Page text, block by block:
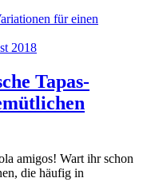
2018
Tapas-
amigos! Wart ihr schon
die häufig in